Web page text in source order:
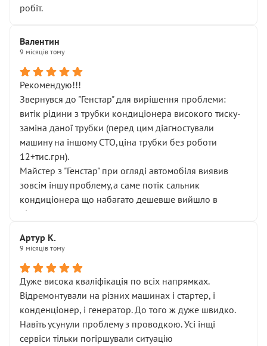
робіт.
Валентин
9 місяців тому
Рекомендую!!!
Звернувся до "Генстар" для вирішення проблеми:
витік рідини з трубки кондиціонера високого тиску-
заміна даної трубки (перед цим діагностували
машину на іншому СТО,ціна трубки без роботи
12+тис.грн).
Майстер з "Генстар" при огляді автомобіля виявив
зовсім іншу проблему,а саме потік сальник
кондиціонера що набагато дешевше вийшло в
підсумку.
Артур К.
9 місяців тому
Дуже висока кваліфікація по всіх напрямках.
Відремонтували на різних машинах і стартер, і
конденціонер, і генератор. До того ж дуже швидко.
Навіть усунули проблему з проводкою. Усі інщі
сервіси тільки погіршували ситуацію